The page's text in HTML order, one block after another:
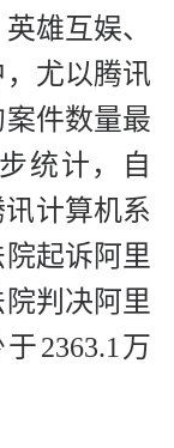
雄互娱、
尤以腾讯
件数量最
统计，自
计算机系
起诉阿里
判决阿里
2363.1万